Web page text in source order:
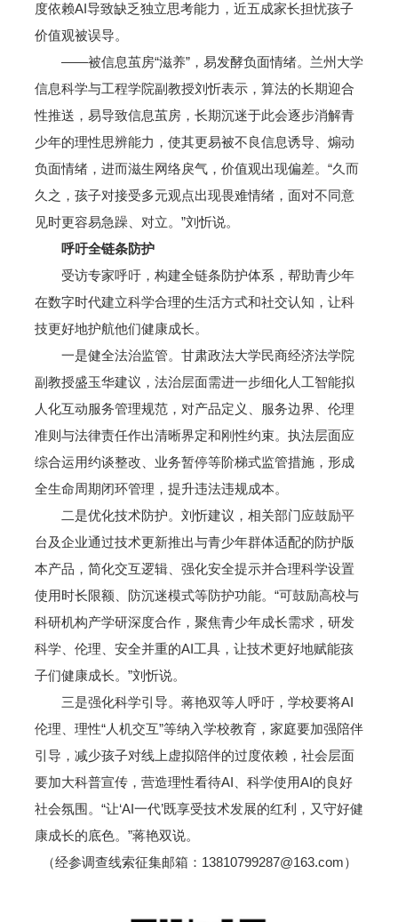
度依赖AI导致缺乏独立思考能力，近五成家长担忧孩子
价值观被误导。
——被信息茧房“滋养”，易发酵负面情绪。兰州大学
信息科学与工程学院副教授刘忻表示，算法的长期迎合
性推送，易导致信息茧房，长期沉迷于此会逐步消解青
少年的理性思辨能力，使其更易被不良信息诱导、煽动
负面情绪，进而滋生网络戾气，价值观出现偏差。“久而
久之，孩子对接受多元观点出现畏难情绪，面对不同意
见时更容易急躁、对立。”刘忻说。
呼吁全链条防护
受访专家呼吁，构建全链条防护体系，帮助青少年
在数字时代建立科学合理的生活方式和社交认知，让科
技更好地护航他们健康成长。
一是健全法治监管。甘肃政法大学民商经济法学院
副教授盛玉华建议，法治层面需进一步细化人工智能拟
人化互动服务管理规范，对产品定义、服务边界、伦理
准则与法律责任作出清晰界定和刚性约束。执法层面应
综合运用约谈整改、业务暂停等阶梯式监管措施，形成
全生命周期闭环管理，提升违法违规成本。
二是优化技术防护。刘忻建议，相关部门应鼓励平
台及企业通过技术更新推出与青少年群体适配的防护版
本产品，简化交互逻辑、强化安全提示并合理科学设置
使用时长限额、防沉迷模式等防护功能。“可鼓励高校与
科研机构产学研深度合作，聚焦青少年成长需求，研发
科学、伦理、安全并重的AI工具，让技术更好地赋能孩
子们健康成长。”刘忻说。
三是强化科学引导。蒋艳双等人呼吁，学校要将AI
伦理、理性“人机交互”等纳入学校教育，家庭要加强陪伴
引导，减少孩子对线上虚拟陪伴的过度依赖，社会层面
要加大科普宣传，营造理性看待AI、科学使用AI的良好
社会氛围。“让‘AI一代’既享受技术发展的红利，又守好健
康成长的底色。”蒋艳双说。
（经参调查线索征集邮箱：13810799287@163.com）